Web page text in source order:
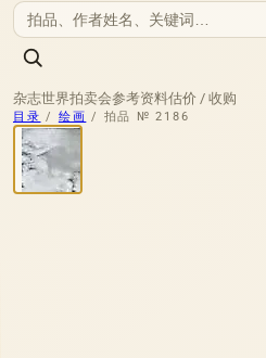
杂志世界拍卖会参考资料估价 / 收购
目录 / 绘画 / 拍品 № 2186